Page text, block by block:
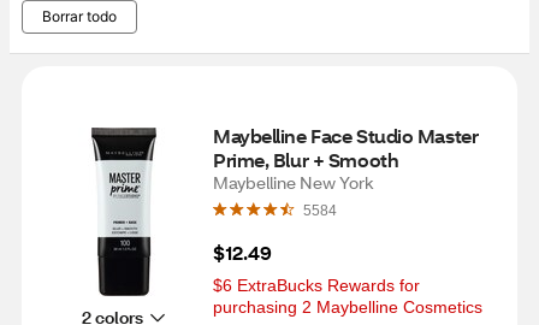
Borrar todo
2 colors
Maybelline Face Studio Master
Prime, Blur + Smooth
Maybelline New York
5584
$12.49
$6 ExtraBucks Rewards for
purchasing 2 Maybelline Cosmetics